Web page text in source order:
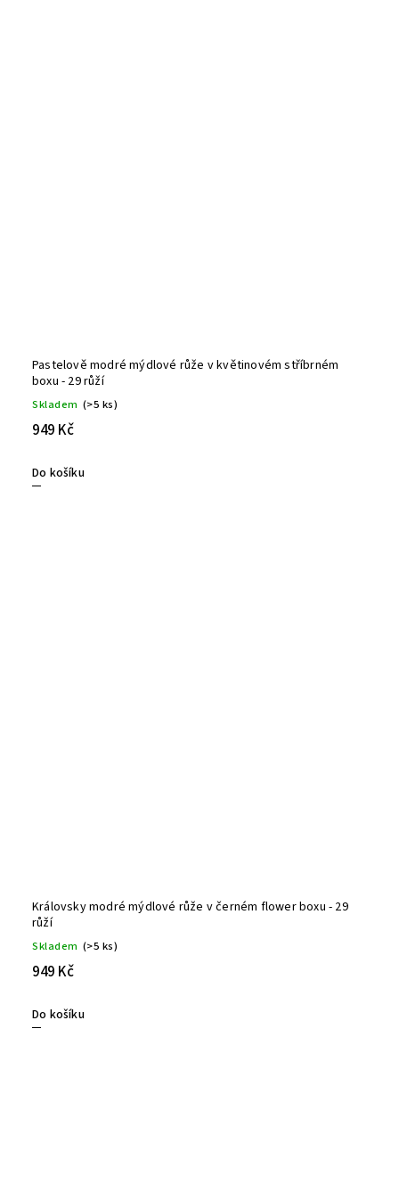
Pastelově modré mýdlové růže v květinovém stříbrném
boxu - 29 růží
Skladem (>5 ks)
949 Kč
Do košíku
Královsky modré mýdlové růže v černém flower boxu - 29
růží
Skladem (>5 ks)
949 Kč
Do košíku